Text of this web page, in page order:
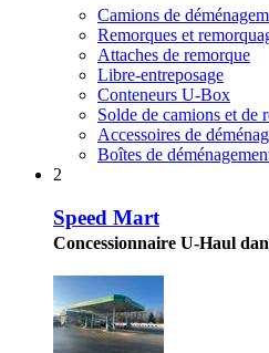
Camions de
Remorques et
Attaches de remorque
Libre-entreposage
Conteneurs U-Box
Solde de camions et de
Accessoires de
Boîtes de
2
Speed Mart
Concessionnaire U-Haul